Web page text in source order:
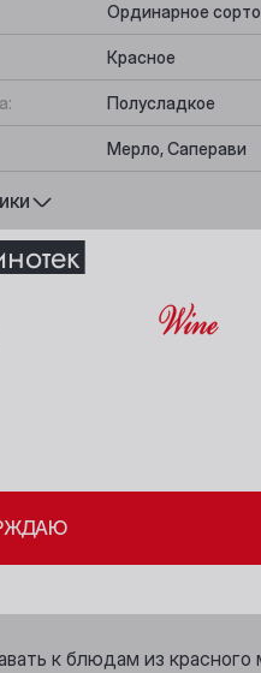
Ординарное
Красное
Полусладкое
Мерло, Саперави
черная
и приятной
к блюдам из
Прокопьевск